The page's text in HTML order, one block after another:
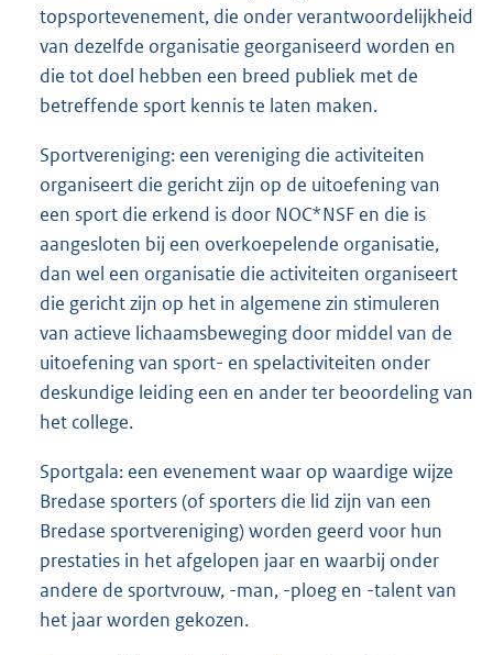
topsportevenement, die onder verantwoordelijkheid
van dezelfde organisatie georganiseerd worden en
die tot doel hebben een breed publiek met de
betreffende sport kennis te laten maken.
Sportvereniging: een vereniging die activiteiten
organiseert die gericht zijn op de uitoefening van
een sport die erkend is door NOC*NSF en die is
aangesloten bij een overkoepelende organisatie,
dan wel een organisatie die activiteiten organiseert
die gericht zijn op het in algemene zin stimuleren
van actieve lichaamsbeweging door middel van de
uitoefening van sport- en spelactiviteiten onder
deskundige leiding een en ander ter beoordeling van
het college.
Sportgala: een evenement waar op waardige wijze
Bredase sporters (of sporters die lid zijn van een
Bredase sportvereniging) worden geerd voor hun
prestaties in het afgelopen jaar en waarbij onder
andere de sportvrouw, -man, -ploeg en -talent van
het jaar worden gekozen.